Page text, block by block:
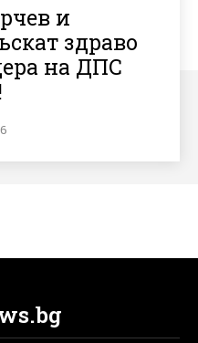
и
здраво
на ДПС